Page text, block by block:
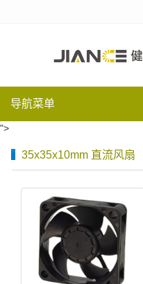
导航菜单
">
35x35x10mm 直流风扇